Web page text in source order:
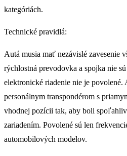
kategóriách.
Technické pravidlá:
Autá musia mať nezávislé zavesenie
rýchlostná prevodovka a spojka nie
elektronické riadenie nie je
personálnym transpondérom s
vhodnej pozícii tak, aby boli
zariadením. Povolené sú len
automobilových modelov.